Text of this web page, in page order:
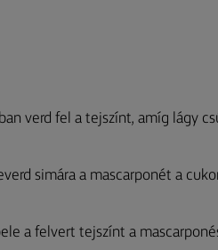
verd fel a tejszínt, amíg lágy
simára a mascarponét a
a felvert tejszínt a